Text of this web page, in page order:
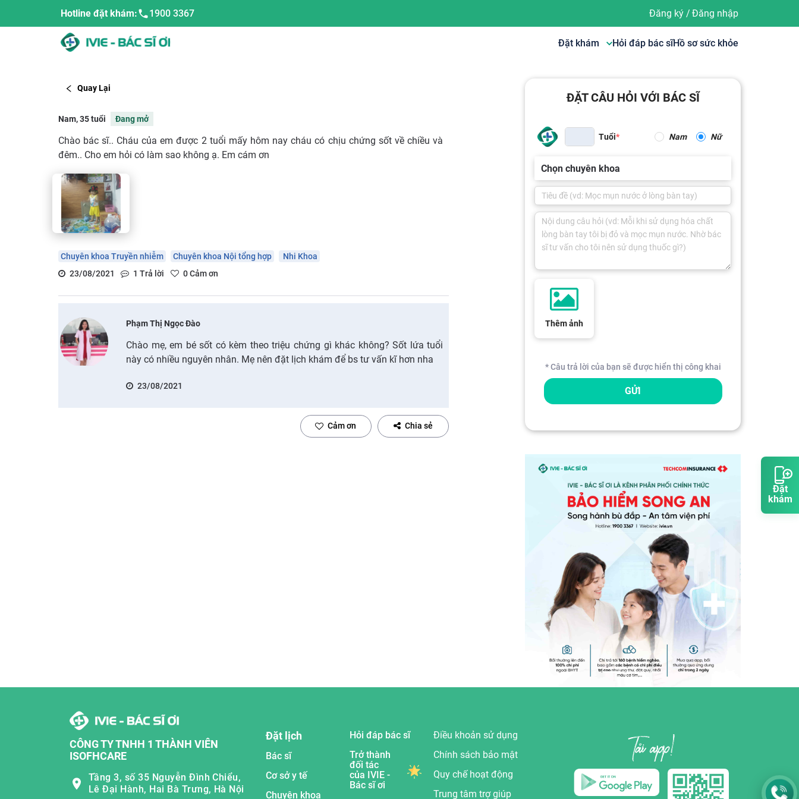
Đặt
khám
Hotline đặt khám: 1900 3367 Đăng ký/ Đăng nhập
Đặt khám Hỏi đáp bác sĩHồ sơ sức khỏe
Quay Lại
Nam, 35 tuổi Đang mở
Chào bác sĩ.. Cháu của em được 2 tuổi mấy hôm nay cháu có chịu chứng sốt về chiều và
đêm.. Cho em hỏi có làm sao không ạ. Em cám ơn
Chuyên khoa Truyền nhiễm Chuyên khoa Nội tổng hợp
Nhi Khoa
23/08/2021
1 Trả lời 0Cảm ơn
Phạm Thị Ngọc Đào
Chào mẹ, em bé sốt có kèm theo triệu chứng gì khác không? Sốt lứa tuổi
này có nhiều nguyên nhân. Mẹ nên đặt lịch khám để bs tư vấn kĩ hơn nha
23/08/2021
Cảm ơn Chia sẻ
ĐẶT CÂU HỎI VỚI BÁC SĨ
Tuổi Nam Nữ
Chọn chuyên khoa
Thêm ảnh
* Câu trả lời của bạn sẽ được hiển thị công khai
GỬI
CÔNG TY TNHH 1 THÀNH VIÊN
ISOFHCARE
Tầng 3, số 35 Nguyễn Đình Chiểu,
Lê Đại Hành, Hai Bà Trưng, Hà Nội
Đặt lịch
Bác sĩ
Cơ sở y tế
Chuyên khoa
Hỏi đáp bác sĩ
Trở thành
đối tác
của IVIE -
Bác sĩ ơi
Điều khoản sử dụng
Chính sách bảo mật
Quy chế hoạt động
Trung tâm trợ giúp